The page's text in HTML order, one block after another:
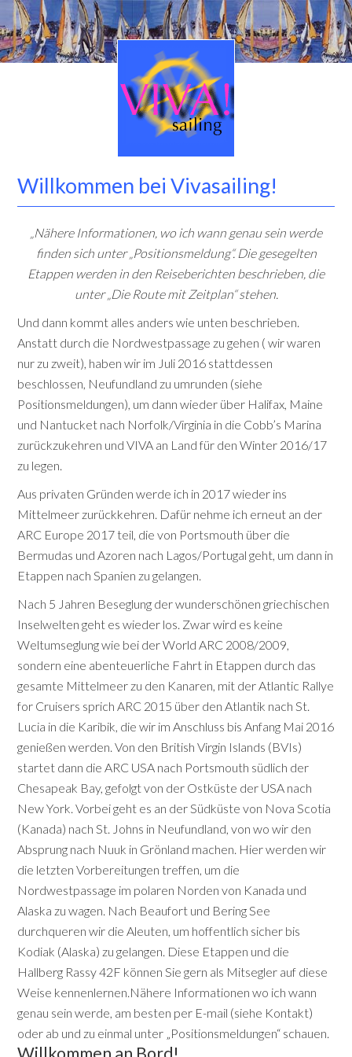
Willkommen bei Vivasailing!
„Nähere Informationen, wo ich wann genau sein werde
finden sich unter „Positionsmeldung“. Die gesegelten
Etappen werden in den Reiseberichten beschrieben, die
unter „Die Route mit Zeitplan“ stehen.
Und dann kommt alles anders wie unten beschrieben.
Anstatt durch die Nordwestpassage zu gehen ( wir waren
nur zu zweit), haben wir im Juli 2016 stattdessen
beschlossen, Neufundland zu umrunden (siehe
Positionsmeldungen), um dann wieder über Halifax, Maine
und Nantucket nach Norfolk/Virginia in die Cobb’s Marina
zurückzukehren und VIVA an Land für den Winter 2016/17
zu legen.
Aus privaten Gründen werde ich in 2017 wieder ins
Mittelmeer zurückkehren. Dafür nehme ich erneut an der
ARC Europe 2017 teil, die von Portsmouth über die
Bermudas und Azoren nach Lagos/Portugal geht, um dann in
Etappen nach Spanien zu gelangen.
Nach 5 Jahren Beseglung der wunderschönen griechischen
Inselwelten geht es wieder los. Zwar wird es keine
Weltumseglung wie bei der World ARC 2008/2009,
sondern eine abenteuerliche Fahrt in Etappen durch das
gesamte Mittelmeer zu den Kanaren, mit der Atlantic Rallye
for Cruisers sprich ARC 2015 über den Atlantik nach St.
Lucia in die Karibik, die wir im Anschluss bis Anfang Mai 2016
genießen werden. Von den British Virgin Islands (BVIs)
startet dann die ARC USA nach Portsmouth südlich der
Chesapeak Bay, gefolgt von der Ostküste der USA nach
New York. Vorbei geht es an der Südküste von Nova Scotia
(Kanada) nach St. Johns in Neufundland, von wo wir den
Absprung nach Nuuk in Grönland machen. Hier werden wir
die letzten Vorbereitungen treffen, um die
Nordwestpassage im polaren Norden von Kanada und
Alaska zu wagen. Nach Beaufort und Bering See
durchqueren wir die Aleuten, um hoffentlich sicher bis
Kodiak (Alaska) zu gelangen. Diese Etappen und die
Hallberg Rassy 42F können Sie gern als Mitsegler auf diese
Weise kennenlernen.Nähere Informationen wo ich wann
genau sein werde, am besten per E-mail (siehe Kontakt)
oder ab und zu einmal unter „Positionsmeldungen“ schauen.